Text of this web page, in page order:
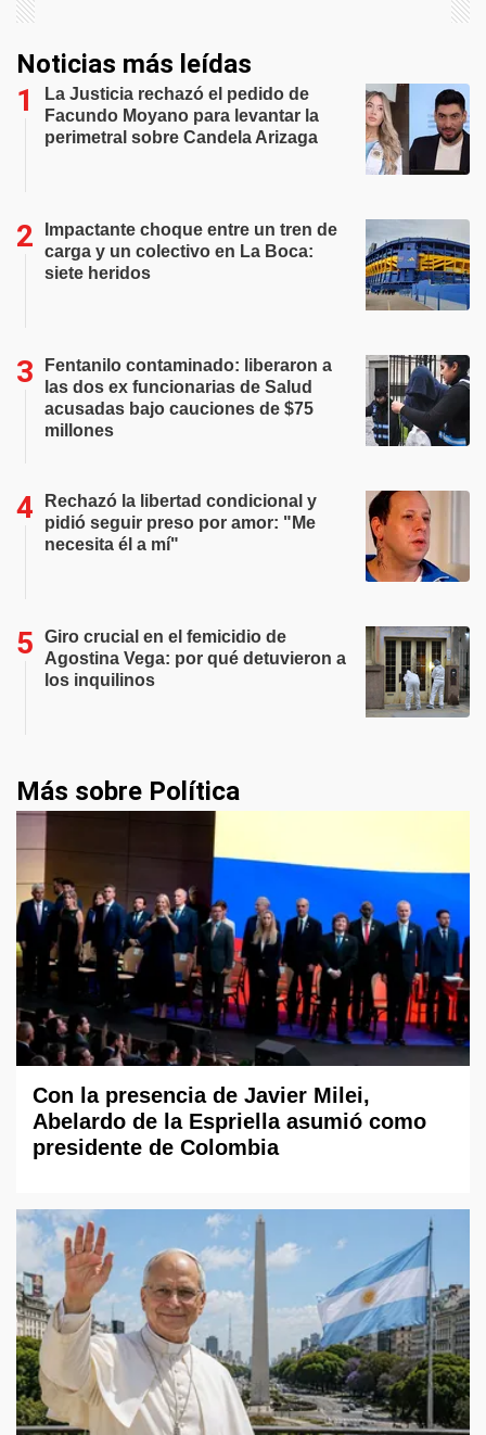
Noticias más leídas
La Justicia rechazó el pedido de
Facundo Moyano para levantar la
perimetral sobre Candela Arizaga
Impactante choque entre un tren de
carga y un colectivo en La Boca:
siete heridos
Fentanilo contaminado: liberaron a
las dos ex funcionarias de Salud
acusadas bajo cauciones de $75
millones
Rechazó la libertad condicional y
pidió seguir preso por amor: "Me
necesita él a mí"
Giro crucial en el femicidio de
Agostina Vega: por qué detuvieron a
los inquilinos
Más sobre Política
Con la presencia de Javier Milei,
Abelardo de la Espriella asumió como
presidente de Colombia